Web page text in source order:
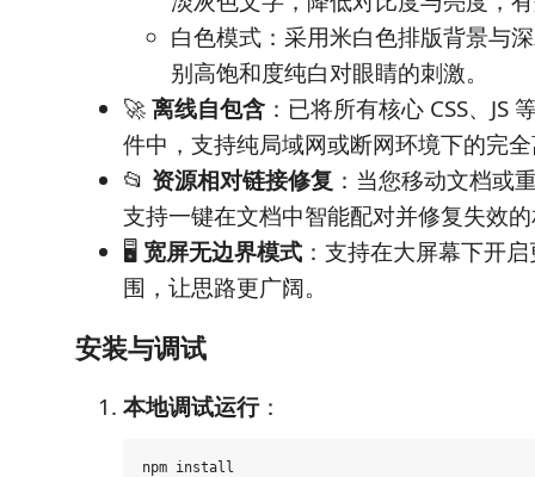
白色模式：采用米白色排版背景与
别高饱和度纯白对眼睛的刺激。
🚀离线自包含 ：已将所有核心 CSS、JS
件中，支持纯局域网或断网环境下的完
📂 资源相对链接修复 ：当您移动文档或
支持一键在文档中智能配对并修复失效
🖥️ 宽屏无边界模式 ：支持在大屏幕下开
围，让思路更广阔。
安装与调试
本地调试运行：
npm install